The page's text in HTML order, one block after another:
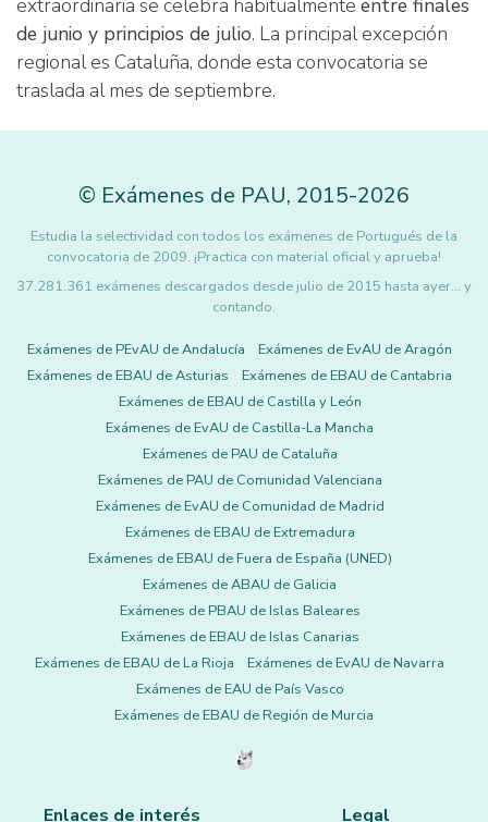
extraordinaria se celebra habitualmente entre finales
de junio y principios de julio. La principal excepción
regional es Cataluña, donde esta convocatoria se
traslada al mes de septiembre.
© Exámenes de PAU, 2015-2026
Estudia la selectividad con todos los exámenes de Portugués de la
convocatoria de 2009. ¡Practica con material oficial y aprueba!
37.281.361 exámenes descargados desde julio de 2015 hasta ayer... y
contando.
Exámenes de PEvAU de Andalucía
Exámenes de EvAU de Aragón
Exámenes de EBAU de Asturias
Exámenes de EBAU de Cantabria
Exámenes de EBAU de Castilla y León
Exámenes de EvAU de Castilla-La Mancha
Exámenes de PAU de Cataluña
Exámenes de PAU de Comunidad Valenciana
Exámenes de EvAU de Comunidad de Madrid
Exámenes de EBAU de Extremadura
Exámenes de EBAU de Fuera de España (UNED)
Exámenes de ABAU de Galicia
Exámenes de PBAU de Islas Baleares
Exámenes de EBAU de Islas Canarias
Exámenes de EBAU de La Rioja
Exámenes de EvAU de Navarra
Exámenes de EAU de País Vasco
Exámenes de EBAU de Región de Murcia
Enlaces de interés Legal